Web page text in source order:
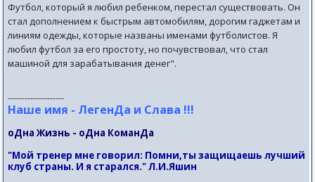
Футбол, который я любил ребенком, перестал существовать. Он
стал дополнением к быстрым автомобилям, дорогим гаджетам и
линиям одежды, которые названы именами футболистов. Я
любил футбол за его простоту, но почувствовал, что стал
машиной для зарабатывания денег".
--------------------
Наше имя - ЛегенДа и Слава !!!
оДна Жизнь - оДна КоманДа
"Мой тренер мне говорил: Помни,ты защищаешь лучший
клуб страны. И я старался." Л.И.Яшин